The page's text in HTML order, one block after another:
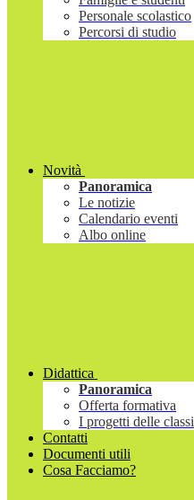
Personale scolastico
Percorsi di studio
Novità
Panoramica
Le notizie
Calendario eventi
Albo online
Didattica
Panoramica
Offerta formativa
I progetti delle classi
Contatti
Documenti utili
Cosa Facciamo?